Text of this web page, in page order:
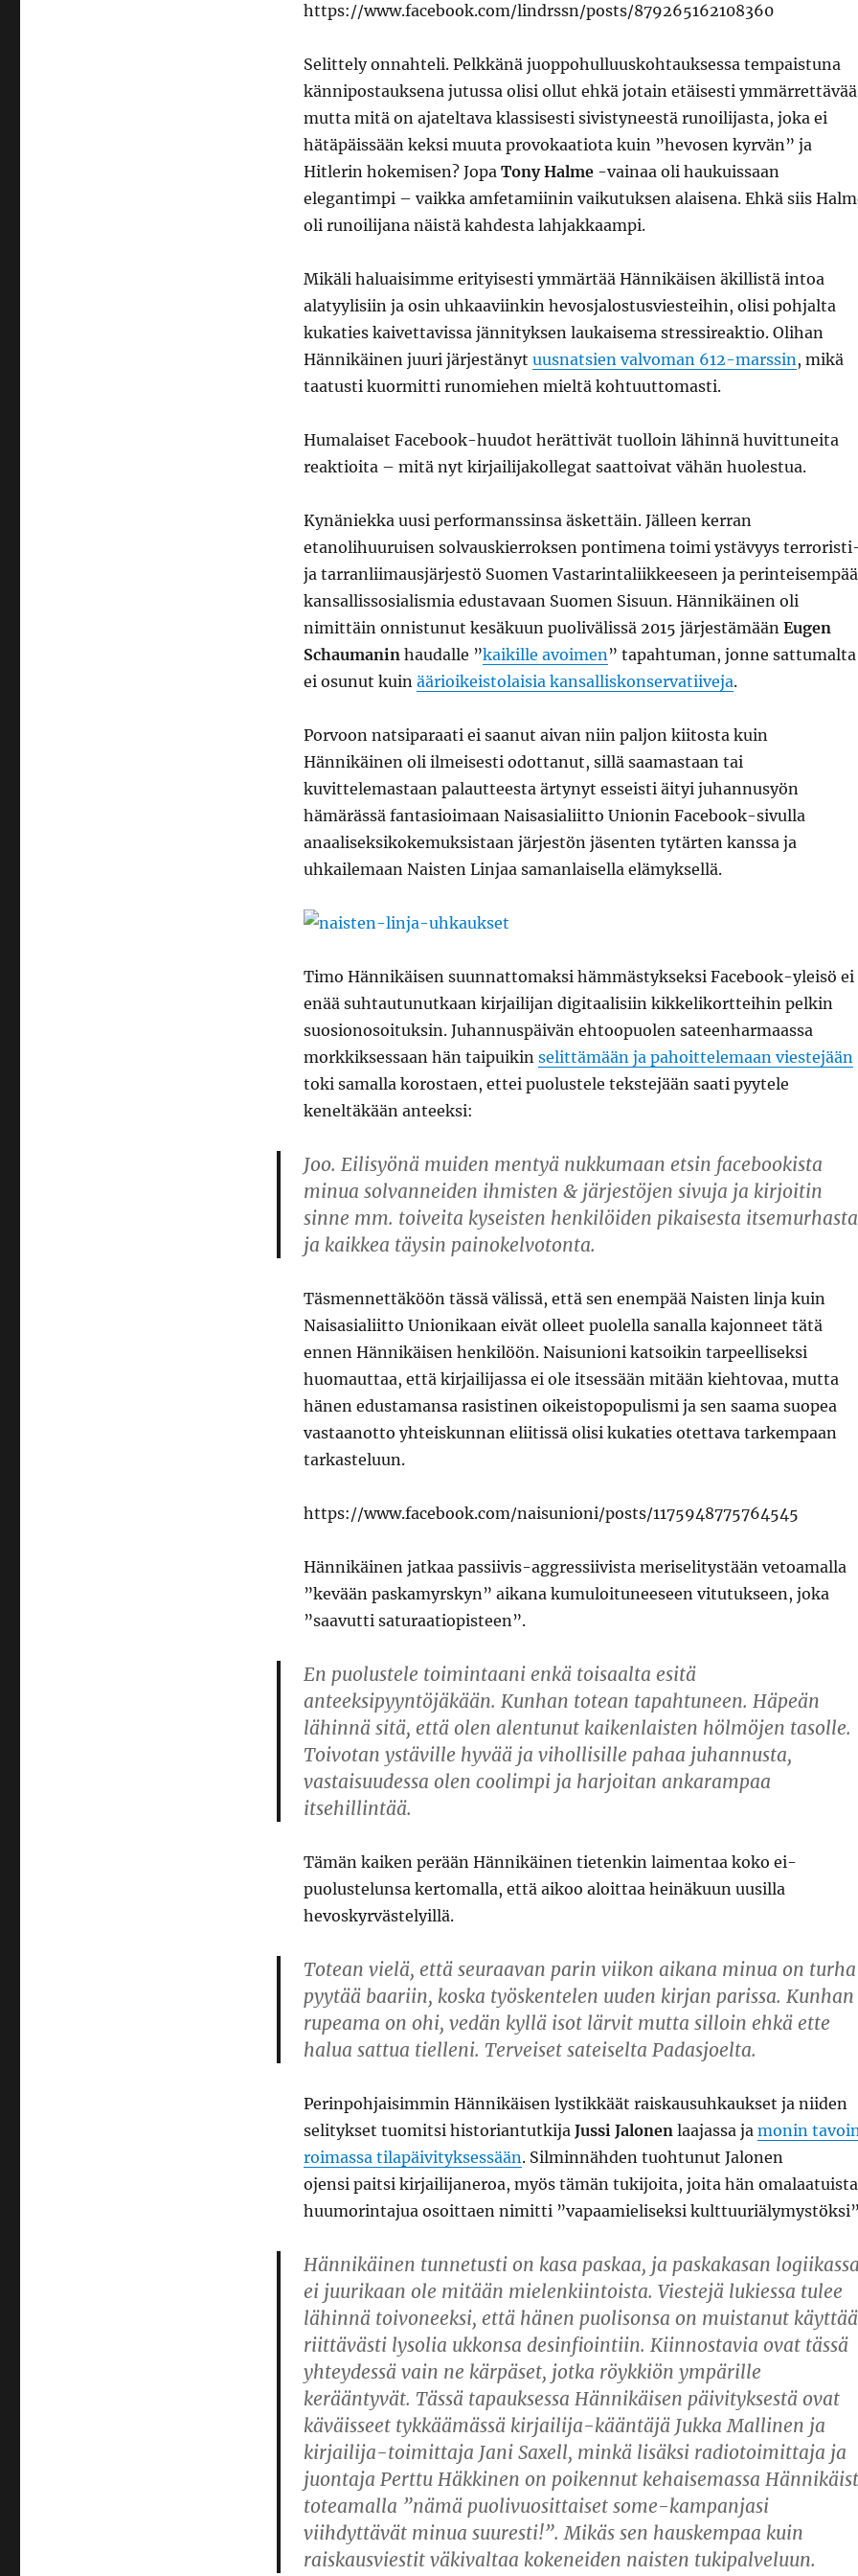
https://www.facebook.com/lindrssn/posts/879265162108360
Selittely onnahteli. Pelkkänä juoppohulluuskohtauksessa tempaistuna
kännipostauksena jutussa olisi ollut ehkä jotain etäisesti
mutta mitä on ajateltava klassisesti sivistyneestä runoilijasta, joka ei
hätäpäissään keksi muuta provokaatiota kuin ”hevosen kyrvän” ja
Hitlerin hokemisen? Jopa Tony Halme-vainaa oli haukuissaan
elegantimpi – vaikka amfetamiinin vaikutuksen alaisena. Ehkä siis
oli runoilijana näistä kahdesta lahjakkaampi.
Mikäli haluaisimme erityisesti ymmärtää Hännikäisen äkillistä intoa
alatyylisiin ja osin uhkaaviinkin hevosjalostusviesteihin, olisi pohjalta
kukaties kaivettavissa jännityksen laukaisema stressireaktio. Olihan
Hännikäinen juuri järjestänyt uusnatsien valvoman 612-marssin, mikä
taatusti kuormitti runomiehen mieltä kohtuuttomasti.
Humalaiset Facebook-huudot herättivät tuolloin lähinnä huvittuneita
reaktioita – mitä nyt kirjailijakollegat saattoivat vähän huolestua.
Kynäniekka uusi performanssinsa äskettäin. Jälleen kerran
etanolihuuruisen solvauskierroksen pontimena toimi ystävyys
ja tarranliimausjärjestö Suomen Vastarintaliikkeeseen ja perinteisempää
kansallissosialismia edustavaan Suomen Sisuun. Hännikäinen oli
nimittäin onnistunut kesäkuun puolivälissä 2015 järjestämään Eugen
Schaumaninhaudalle ”kaikille avoimen” tapahtuman, jonne sattumalta
ei osunut kuin äärioikeistolaisia kansalliskonservatiiveja.
Porvoon natsiparaati ei saanut aivan niin paljon kiitosta kuin
Hännikäinen oli ilmeisesti odottanut, sillä saamastaan tai
kuvittelemastaan palautteesta ärtynyt esseisti äityi juhannusyön
hämärässä fantasioimaan Naisasialiitto Unionin Facebook-sivulla
anaaliseksikokemuksistaan järjestön jäsenten tytärten kanssa ja
uhkailemaan Naisten Linjaa samanlaisella elämyksellä.
Timo Hännikäisen suunnattomaksi hämmästykseksi Facebook-yleisö ei
enää suhtautunutkaan kirjailijan digitaalisiin kikkelikortteihin pelkin
suosionosoituksin. Juhannuspäivän ehtoopuolen sateenharmaassa
morkkiksessaan hän taipuikin selittämään ja pahoittelemaan viestejään
toki samalla korostaen, ettei puolustele tekstejään saati pyytele
keneltäkään anteeksi:
Joo. Eilisyönä muiden mentyä nukkumaan etsin facebookista
minua solvanneiden ihmisten & järjestöjen sivuja ja kirjoitin
sinne mm. toiveita kyseisten henkilöiden pikaisesta itsemurhasta
ja kaikkea täysin painokelvotonta.
Täsmennettäköön tässä välissä, että sen enempää Naisten linja kuin
Naisasialiitto Unionikaan eivät olleet puolella sanalla kajonneet tätä
ennen Hännikäisen henkilöön. Naisunioni katsoikin tarpeelliseksi
huomauttaa, että kirjailijassa ei ole itsessään mitään kiehtovaa, mutta
hänen edustamansa rasistinen oikeistopopulismi ja sen saama suopea
vastaanotto yhteiskunnan eliitissä olisi kukaties otettava tarkempaan
tarkasteluun.
https://www.facebook.com/naisunioni/posts/1175948775764545
Hännikäinen jatkaa passiivis-aggressiivista meriselitystään vetoamalla
”kevään paskamyrskyn” aikana kumuloituneeseen vitutukseen, joka
”saavutti saturaatiopisteen”.
En puolustele toimintaani enkä toisaalta esitä
anteeksipyyntöjäkään. Kunhan totean tapahtuneen. Häpeän
lähinnä sitä, että olen alentunut kaikenlaisten hölmöjen tasolle.
Toivotan ystäville hyvää ja vihollisille pahaa juhannusta,
vastaisuudessa olen coolimpi ja harjoitan ankarampaa
itsehillintää.
Tämän kaiken perään Hännikäinen tietenkin laimentaa koko ei-
puolustelunsa kertomalla, että aikoo aloittaa heinäkuun uusilla
hevoskyrvästelyillä.
Totean vielä, että seuraavan parin viikon aikana minua on turha
pyytää baariin, koska työskentelen uuden kirjan parissa. Kunhan
rupeama on ohi, vedän kyllä isot lärvit mutta silloin ehkä ette
halua sattua tielleni. Terveiset sateiselta Padasjoelta.
Perinpohjaisimmin Hännikäisen lystikkäät raiskausuhkaukset ja niiden
selitykset tuomitsi historiantutkija Jussi Jalonenlaajassa ja monin
roimassa tilapäivityksessään. Silminnähden tuohtunut Jalonen
ojensi paitsi kirjailijaneroa, myös tämän tukijoita, joita hän omalaatuista
huumorintajua osoittaen nimitti ”vapaamieliseksi
Hännikäinen tunnetusti on kasa paskaa, ja paskakasan
ei juurikaan ole mitään mielenkiintoista. Viestejä lukiessa tulee
lähinnä toivoneeksi, että hänen puolisonsa on muistanut käyttää
riittävästi lysolia ukkonsa desinfiointiin. Kiinnostavia ovat tässä
yhteydessä vain ne kärpäset, jotka röykkiön ympärille
kerääntyvät. Tässä tapauksessa Hännikäisen päivityksestä ovat
käväisseet tykkäämässä kirjailija-kääntäjä Jukka Mallinen ja
kirjailija-toimittaja Jani Saxell, minkä lisäksi radiotoimittaja ja
juontaja Perttu Häkkinen on poikennut kehaisemassa
toteamalla ”nämä puolivuosittaiset some-kampanjasi
viihdyttävät minua suuresti!”. Mikäs sen hauskempaa kuin
raiskausviestit väkivaltaa kokeneiden naisten tukipalveluun.